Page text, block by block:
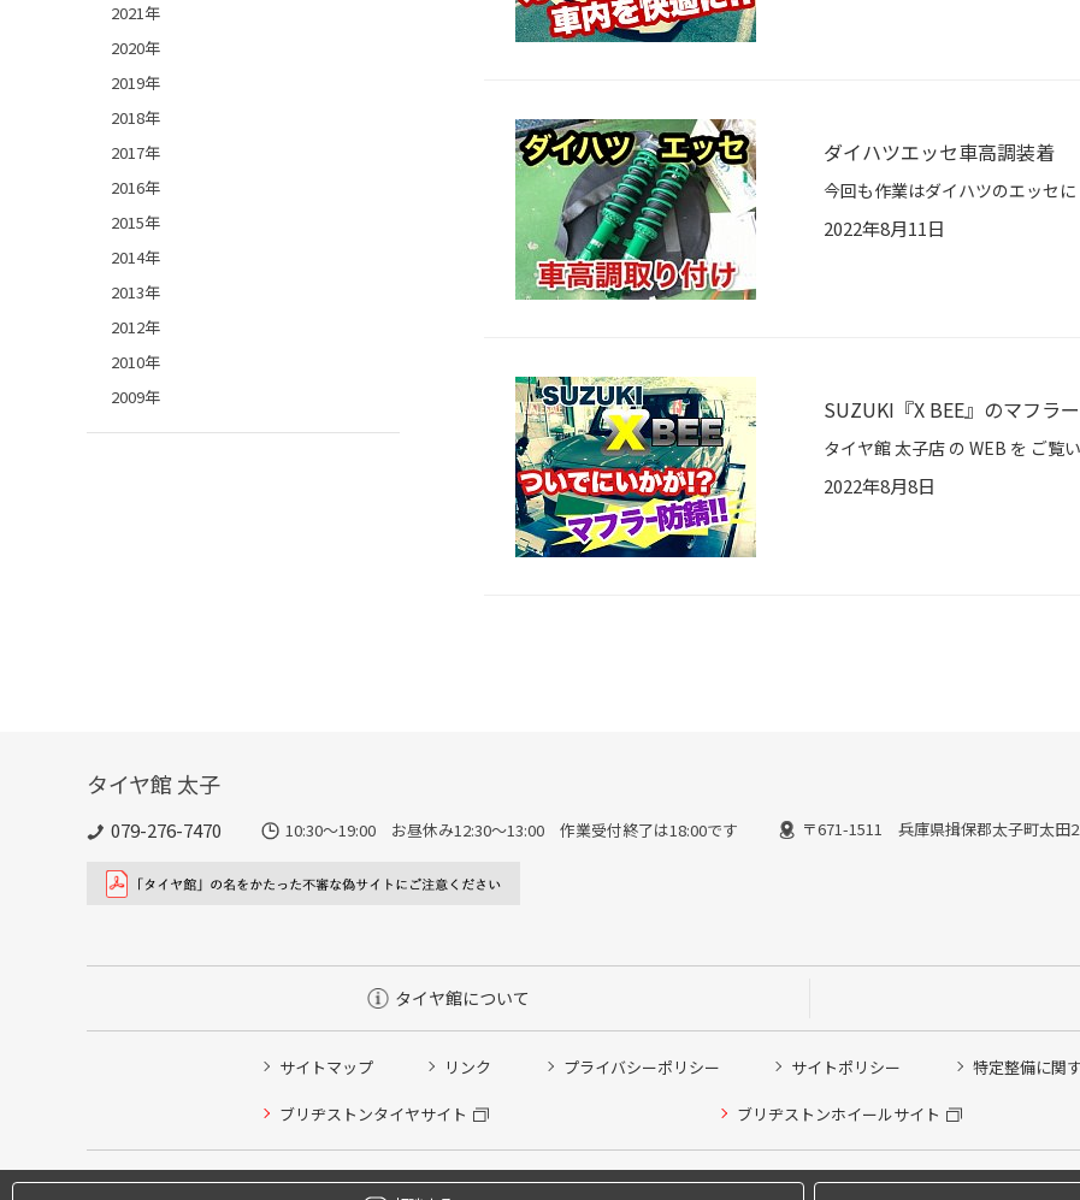
ダイハツエッセ車高調装着
2022年8月11日
SUZUKI『X BEE』のマフラ
2022年8月8日
2021年
2020年
2019年
2018年
2017年
2016年
2015年
2014年
2013年
2012年
2010年
2009年
タイヤ館 太子
079-276-7470 10:30～19:00 お昼休み12:30～13:00 作業受付終了は18:00です 〒671-1511 兵庫県揖保郡太子町太田
タイヤ館について
サイトマップ リンク プライバシーポリシー サイトポリシー 特定整備に関
ブリヂストンタイヤサイト ブリヂストンホイールサイト
タイヤ点検・安全点検/タイヤ履き替え/オイル交換/その他ピット作業の予約
クローク契約会員専用タイヤ履き替え※タイヤ履き替えを希望のクローク契約会員の方はこちらを選択ください
本日のタイヤ履き替え順番待ち予約 ※クローク契約会員の方はご利用いただけません